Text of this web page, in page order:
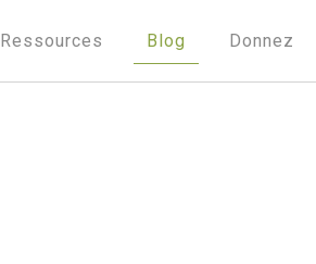
Ressources Blog Donnez